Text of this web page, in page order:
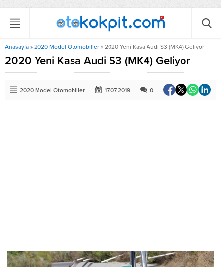
Anasayfa » 2020 Model Otomobiller » 2020 Yeni Kasa Audi S3 (MK4) Geliyor
2020 Yeni Kasa Audi S3 (MK4) Geliyor
2020 Model Otomobiller 17.07.2019 0